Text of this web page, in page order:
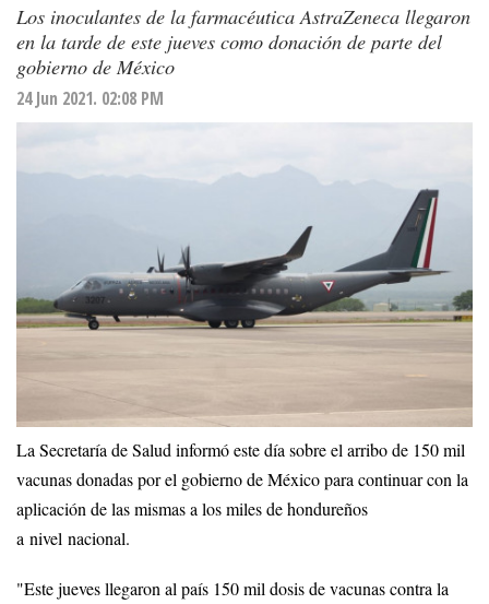
Los inoculantes de la farmacéutica AstraZeneca llegaron
en la tarde de este jueves como donación de parte del
gobierno de México
24 Jun 2021. 02:08 PM
La Secretaría de Salud informó este día sobre el arribo de 150 mil
vacunas donadas por el gobierno de México para continuar con la
aplicación de las mismas a los miles de hondureños
a nivel nacional.
"Este jueves llegaron al país 150 mil dosis de vacunas contra la